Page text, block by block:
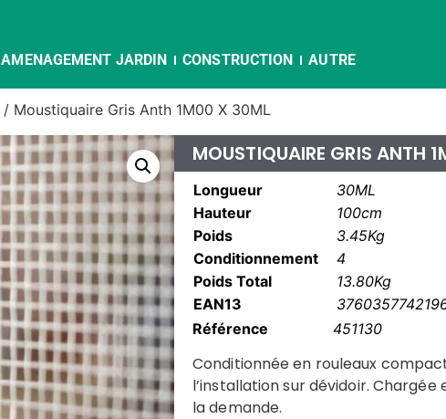
AMENAGEMENT JARDIN CONSTRUCTION AUTRE
/ Moustiquaire Gris Anth 1M00 X 30ML
MOUSTIQUAIRE GRIS ANTH
Longueur
30ML
Hauteur
100cm
Poids
3.45Kg
Conditionnement
4
Poids Total
13.80Kg
EAN13
Référence
451130
Conditionnée en rouleaux
l’installation sur dévidoir.
la demande.